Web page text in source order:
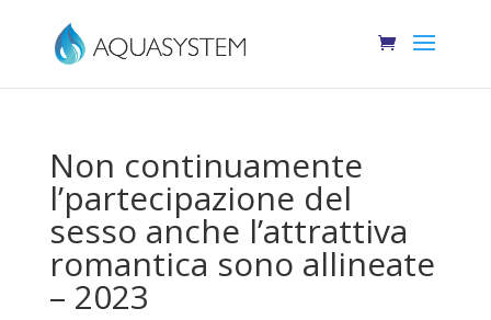
Non continuamente
l’partecipazione del
sesso anche l’attrattiva
romantica sono allineate
– 2023